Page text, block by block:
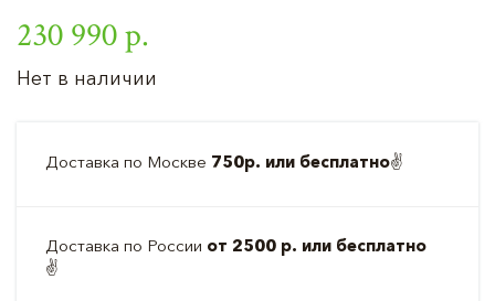
230 990 р.
Нет в наличии
Доставка по Москве 750р. или бесплатно✌️
Доставка по России от 2500 р. или бесплатно
✌️